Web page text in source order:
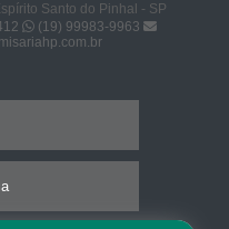
Santo do Pinhal - SP
(19) 99983-9963